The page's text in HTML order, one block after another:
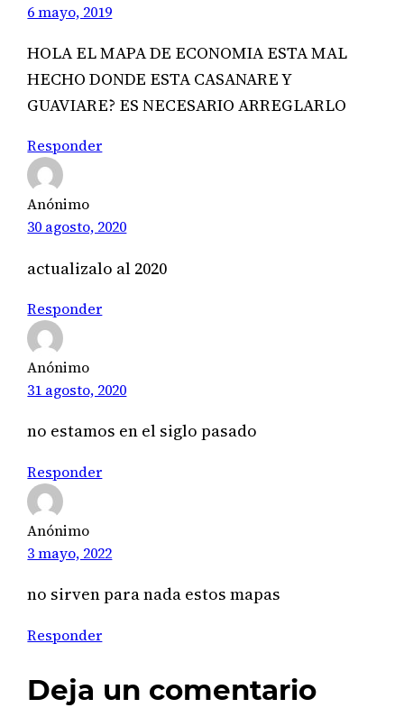
6 mayo, 2019
HOLA EL MAPA DE ECONOMIA ESTA MAL
HECHO DONDE ESTA CASANARE Y
GUAVIARE? ES NECESARIO ARREGLARLO
Responder
Anónimo
30 agosto, 2020
actualizalo al 2020
Responder
Anónimo
31 agosto, 2020
no estamos en el siglo pasado
Responder
Anónimo
3 mayo, 2022
no sirven para nada estos mapas
Responder
Deja un comentario